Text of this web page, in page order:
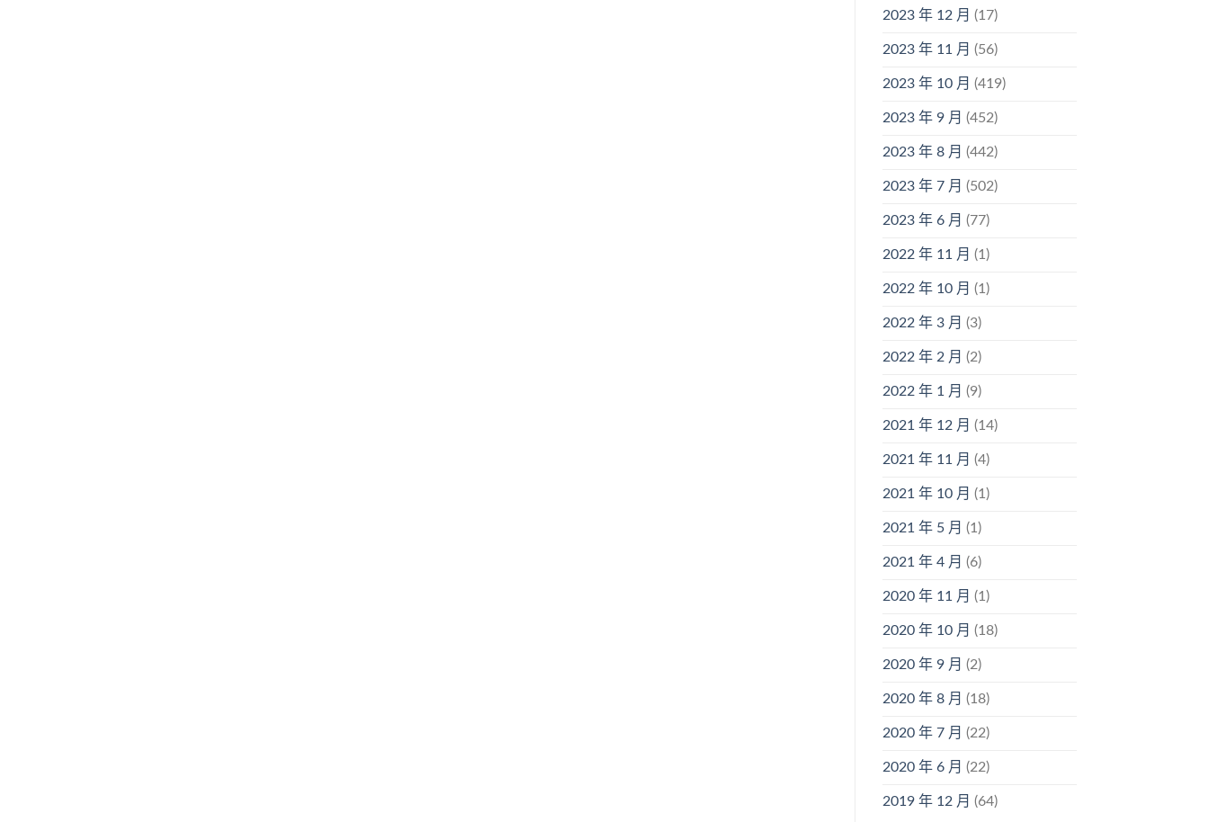
2023 年 12 月 (17)
2023 年 11 月 (56)
2023 年 10 月 (419)
2023 年 9 月 (452)
2023 年 8 月 (442)
2023 年 7 月 (502)
2023 年 6 月 (77)
2022 年 11 月 (1)
2022 年 10 月 (1)
2022 年 3 月 (3)
2022 年 2 月 (2)
2022 年 1 月 (9)
2021 年 12 月 (14)
2021 年 11 月 (4)
2021 年 10 月 (1)
2021 年 5 月 (1)
2021 年 4 月 (6)
2020 年 11 月 (1)
2020 年 10 月 (18)
2020 年 9 月 (2)
2020 年 8 月 (18)
2020 年 7 月 (22)
2020 年 6 月 (22)
2019 年 12 月 (64)